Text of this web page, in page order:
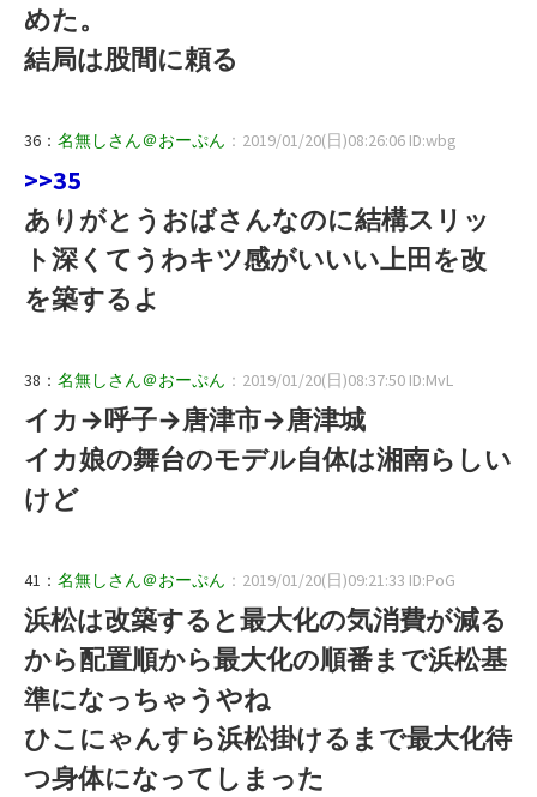
めた。
結局は股間に頼る
36： 名無しさん＠おーぷん ：2019/01/20(日)08:26:06 ID:wbg
>>35
ありがとうおばさんなのに結構スリッ
ト深くてうわキツ感がいいい上田を改
を築するよ
38： 名無しさん＠おーぷん ：2019/01/20(日)08:37:50 ID:MvL
イカ→呼子→唐津市→唐津城
イカ娘の舞台のモデル自体は湘南らしい
けど
41： 名無しさん＠おーぷん ：2019/01/20(日)09:21:33 ID:PoG
浜松は改築すると最大化の気消費が減る
から配置順から最大化の順番まで浜松基
準になっちゃうやね
ひこにゃんすら浜松掛けるまで最大化待
つ身体になってしまった